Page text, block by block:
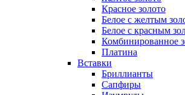
Красное золото
Белое с желтым
Белое с красным
Комбинированное
Платина
Вставки
Бриллианты
Сапфиры